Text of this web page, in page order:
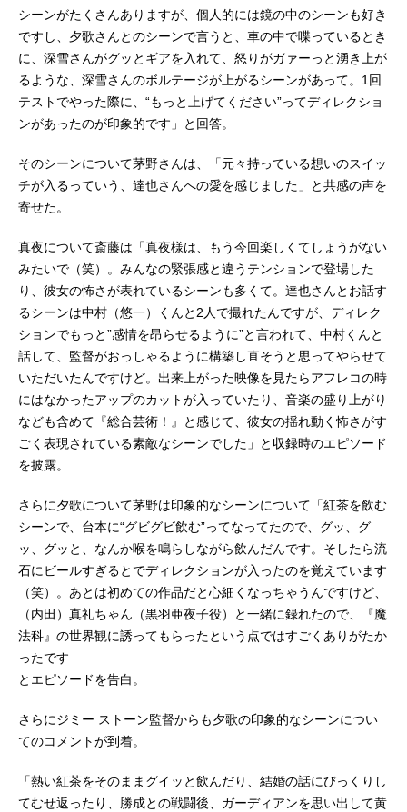
シーンがたくさんありますが、個人的には鏡の中のシーンも好き
ですし、夕歌さんとのシーンで言うと、車の中で喋っているとき
に、深雪さんがグッとギアを入れて、怒りがガァーっと湧き上が
るような、深雪さんのボルテージが上がるシーンがあって。1回
テストでやった際に、“もっと上げてください”ってディレクショ
ンがあったのが印象的です」と回答。
そのシーンについて茅野さんは、「元々持っている想いのスイッ
チが入るっていう、達也さんへの愛を感じました」と共感の声を
寄せた。
真夜について斎藤は「真夜様は、もう今回楽しくてしょうがない
みたいで（笑）。みんなの緊張感と違うテンションで登場した
り、彼女の怖さが表れているシーンも多くて。達也さんとお話す
るシーンは中村（悠一）くんと2人で撮れたんですが、ディレク
ションでもっと”感情を昂らせるように”と言われて、中村くんと
話して、監督がおっしゃるように構築し直そうと思ってやらせて
いただいたんですけど。出来上がった映像を見たらアフレコの時
にはなかったアップのカットが入っていたり、音楽の盛り上がり
なども含めて『総合芸術！』と感じて、彼女の揺れ動く怖さがす
ごく表現されている素敵なシーンでした」と収録時のエピソード
を披露。
さらに夕歌について茅野は印象的なシーンについて「紅茶を飲む
シーンで、台本に“グビグビ飲む”ってなってたので、グッ、グ
ッ、グッと、なんか喉を鳴らしながら飲んだんです。そしたら流
石にビールすぎるとでディレクションが入ったのを覚えています
（笑）。あとは初めての作品だと心細くなっちゃうんですけど、
（内田）真礼ちゃん（黒羽亜夜子役）と一緒に録れたので、『魔
法科』の世界観に誘ってもらったという点ではすごくありがたか
ったです
とエピソードを告白。
さらにジミー ストーン監督からも夕歌の印象的なシーンについ
てのコメントが到着。
「熱い紅茶をそのままグイッと飲んだり、結婚の話にびっくりし
てむせ返ったり、勝成との戦闘後、ガーディアンを思い出して黄